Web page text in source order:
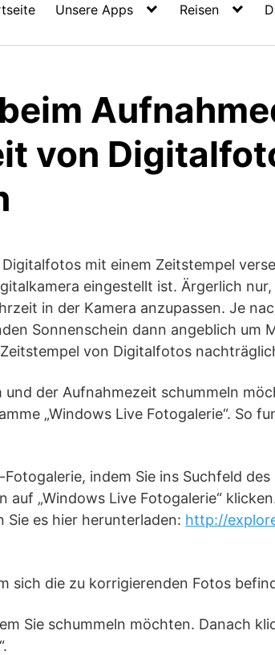
Unsere Apps Reisen
von
mit einem Zeitstempel
eingestellt ist. Ärgerlich
in der Kamera anzupassen. Je
Sonnenschein dann angeblich um
von Digitalfotos
und der Aufnahmezeit schummeln
„Windows Live Fotogalerie“. So
indem Sie ins Suchfeld
auf „Windows Live Fotogalerie“
es hier herunterladen: http://
sich die zu korrigierenden Fotos
Sie schummeln möchten. Danach